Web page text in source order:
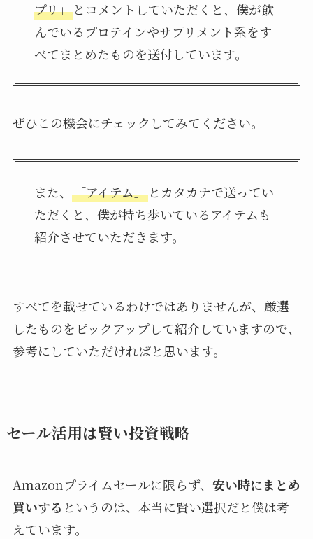
プリ」とコメントしていただくと、僕が飲
んでいるプロテインやサプリメント系をす
べてまとめたものを送付しています。
ぜひこの機会にチェックしてみてください。
また、 「アイテム」とカタカナで送ってい
ただくと、僕が持ち歩いているアイテムも
紹介させていただきます。
すべてを載せているわけではありませんが、厳選
したものをピックアップして紹介していますので、
参考にしていただければと思います。
セール活用は賢い投資戦略
Amazonプライムセールに限らず、 安い時にまとめ
買いする というのは、本当に賢い選択だと僕は考
えています。